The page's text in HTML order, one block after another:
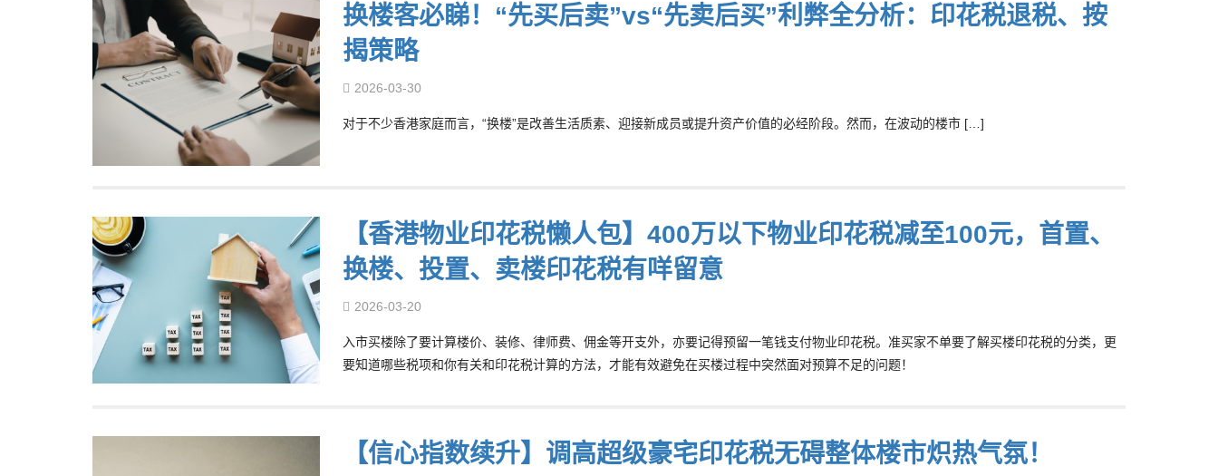
换楼客必睇！“先买后卖”vs“先卖后买”利弊全分析：印花税退税、按
揭策略
2026-03-30
对于不少香港家庭而言，“换楼”是改善生活质素、迎接新成员或提升资产价值的必经阶段。然而，在波动的楼市 […]
【香港物业印花税懒人包】400万以下物业印花税减至100元，首置、
换楼、投置、卖楼印花税有咩留意
2026-03-20
入市买楼除了要计算楼价、装修、律师费、佣金等开支外，亦要记得预留一笔钱支付物业印花税。准买家不单要了解买楼印花税的分类，更
要知道哪些税项和你有关和印花税计算的方法，才能有效避免在买楼过程中突然面对预算不足的问题！
【信心指数续升】调高超级豪宅印花税无碍整体楼市炽热气氛！